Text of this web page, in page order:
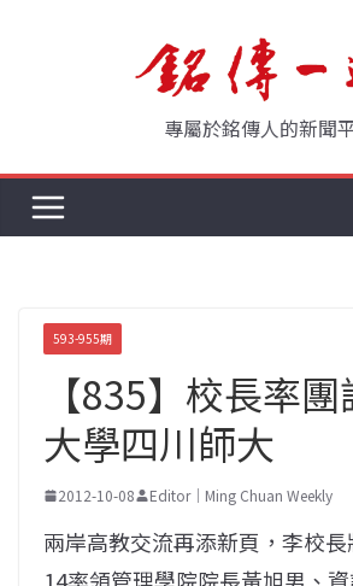
專屬於銘傳人的新聞
593-955期
【835】校長率
大學四川師大
2012-10-08 Editor｜Ming Chuan Weekly
兩岸高教交流再添新頁，李校